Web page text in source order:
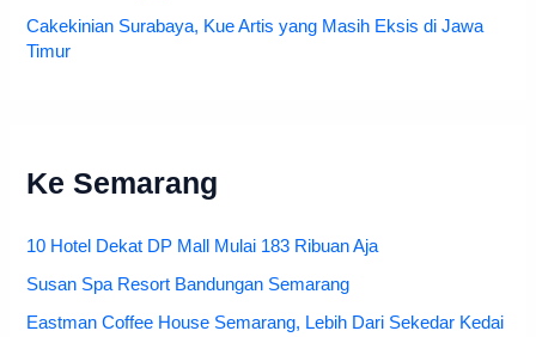
Cakekinian Surabaya, Kue Artis yang Masih Eksis di Jawa
Timur
Ke Semarang
10 Hotel Dekat DP Mall Mulai 183 Ribuan Aja
Susan Spa Resort Bandungan Semarang
Eastman Coffee House Semarang, Lebih Dari Sekedar Kedai